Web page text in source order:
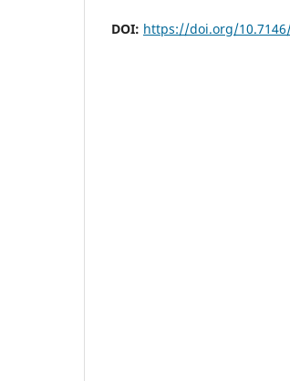
DOI: https://doi.org/